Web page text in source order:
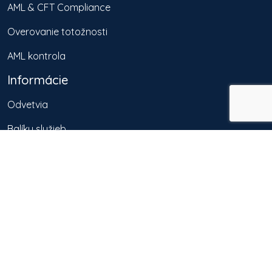
AML & CFT Compliance
Overovanie totožnosti
AML kontrola
Informácie
Odvetvia
Balíky služieb